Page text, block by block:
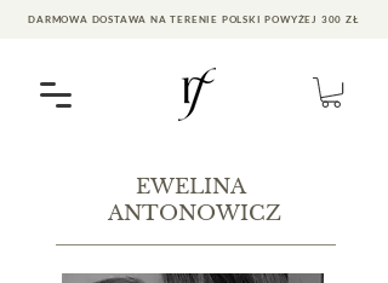
DARMOWA DOSTAWA NA TERENIE POLSKI POWYŻEJ 300 ZŁ
EWELINA
ANTONOWICZ